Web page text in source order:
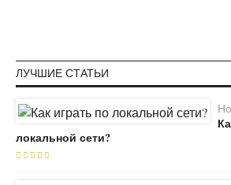
ЛУЧШИЕ СТАТЬИ
локальной сети?